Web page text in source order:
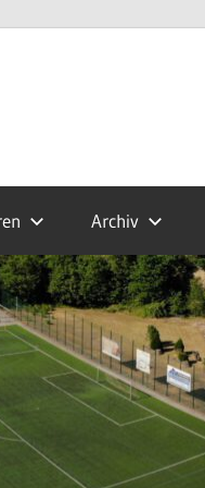
Archiv